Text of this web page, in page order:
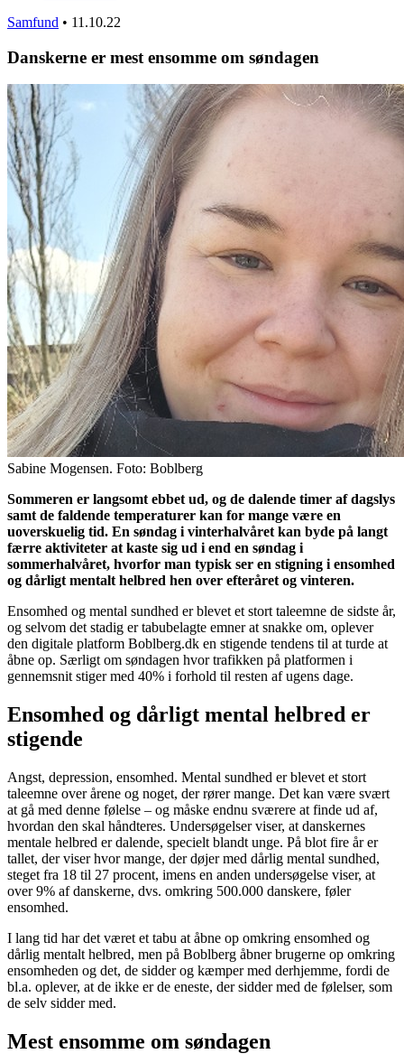
Samfund • 11.10.22
Danskerne er mest ensomme om søndagen
Sabine Mogensen. Foto: Boblberg
Sommeren er langsomt ebbet ud, og de dalende timer af dagslys
samt de faldende temperaturer kan for mange være en
uoverskuelig tid. En søndag i vinterhalvåret kan byde på langt
færre aktiviteter at kaste sig ud i end en søndag i
sommerhalvåret, hvorfor man typisk ser en stigning i ensomhed
og dårligt mentalt helbred hen over efteråret og vinteren.
Ensomhed og mental sundhed er blevet et stort taleemne de sidste år,
og selvom det stadig er tabubelagte emner at snakke om, oplever
den digitale platform Boblberg.dk en stigende tendens til at turde at
åbne op. Særligt om søndagen hvor trafikken på platformen i
gennemsnit stiger med 40% i forhold til resten af ugens dage.
Ensomhed og dårligt mental helbred er
stigende
Angst, depression, ensomhed. Mental sundhed er blevet et stort
taleemne over årene og noget, der rører mange. Det kan være svært
at gå med denne følelse – og måske endnu sværere at finde ud af,
hvordan den skal håndteres. Undersøgelser viser, at danskernes
mentale helbred er dalende, specielt blandt unge. På blot fire år er
tallet, der viser hvor mange, der døjer med dårlig mental sundhed,
steget fra 18 til 27 procent, imens en anden undersøgelse viser, at
over 9% af danskerne, dvs. omkring 500.000 danskere, føler
ensomhed.
I lang tid har det været et tabu at åbne op omkring ensomhed og
dårlig mentalt helbred, men på Boblberg åbner brugerne op omkring
ensomheden og det, de sidder og kæmper med derhjemme, fordi de
bl.a. oplever, at de ikke er de eneste, der sidder med de følelser, som
de selv sidder med.
Mest ensomme om søndagen